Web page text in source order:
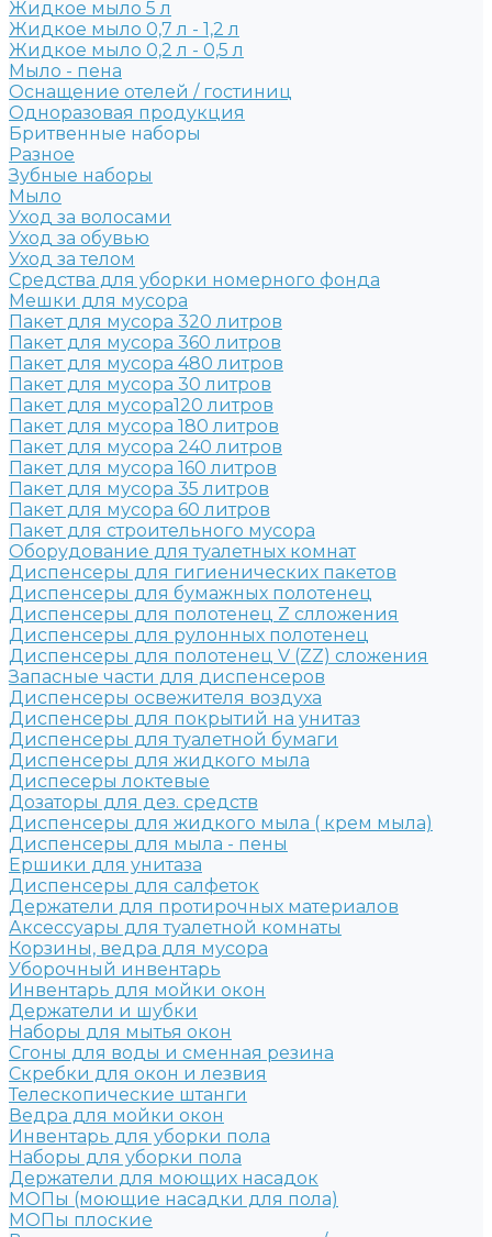
Жидкое мыло 5 л
Жидкое мыло 0,7 л - 1,2 л
Жидкое мыло 0,2 л - 0,5 л
Мыло - пена
Оснащение отелей / гостиниц
Одноразовая продукция
Бритвенные наборы
Разное
Зубные наборы
Мыло
Уход за волосами
Уход за обувью
Уход за телом
Средства для уборки номерного фонда
Мешки для мусора
Пакет для мусора 320 литров
Пакет для мусора 360 литров
Пакет для мусора 480 литров
Пакет для мусора 30 литров
Пакет для мусора120 литров
Пакет для мусора 180 литров
Пакет для мусора 240 литров
Пакет для мусора 160 литров
Пакет для мусора 35 литров
Пакет для мусора 60 литров
Пакет для строительного мусора
Оборудование для туалетных комнат
Диспенсеры для гигиенических пакетов
Диспенсеры для бумажных полотенец
Диспенсеры для полотенец Z слложения
Диспенсеры для рулонных полотенец
Диспенсеры для полотенец V (ZZ) сложения
Запасные части для диспенсеров
Диспенсеры освежителя воздуха
Диспенсеры для покрытий на унитаз
Диспенсеры для туалетной бумаги
Диспенсеры для жидкого мыла
Диспесеры локтевые
Дозаторы для дез. средств
Диспенсеры для жидкого мыла ( крем мыла)
Диспенсеры для мыла - пены
Ершики для унитаза
Диспенсеры для салфеток
Держатели для протирочных материалов
Аксессуары для туалетной комнаты
Корзины, ведра для мусора
Уборочный инвентарь
Инвентарь для мойки окон
Держатели и шубки
Наборы для мытья окон
Сгоны для воды и сменная резина
Скребки для окон и лезвия
Телескопические штанги
Ведра для мойки окон
Инвентарь для уборки пола
Наборы для уборки пола
Держатели для моющих насадок
МОПы (моющие насадки для пола)
МОПы плоские